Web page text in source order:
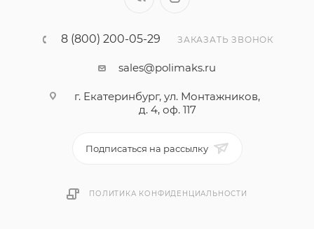
8 (800) 200-05-29 ЗАКАЗАТЬ ЗВОНОК
sales@polimaks.ru
г. Екатеринбург, ул. Монтажников,
д. 4, оф. 117
Подписаться на рассылку
ПОЛИТИКА КОНФИДЕНЦИАЛЬНОСТИ